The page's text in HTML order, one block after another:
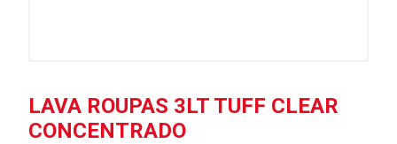
LAVA ROUPAS 3LT TUFF CLEAR
CONCENTRADO